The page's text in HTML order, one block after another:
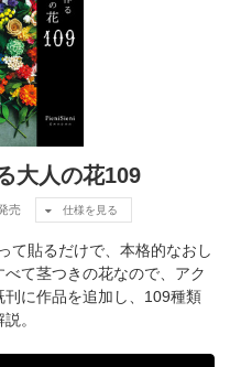
大人の花109
売 仕様を見る
て貼るだけで、本格的なおし
て茎つきの花なので、アク
に作品を追加し、109種類
。